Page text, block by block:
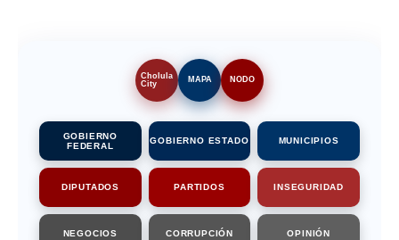
Cholula
City
MAPA NODO
GOBIERNO
FEDERAL
GOBIERNO ESTADO MUNICIPIOS
DIPUTADOS PARTIDOS INSEGURIDAD
NEGOCIOS CORRUPCIÓN OPINIÓN